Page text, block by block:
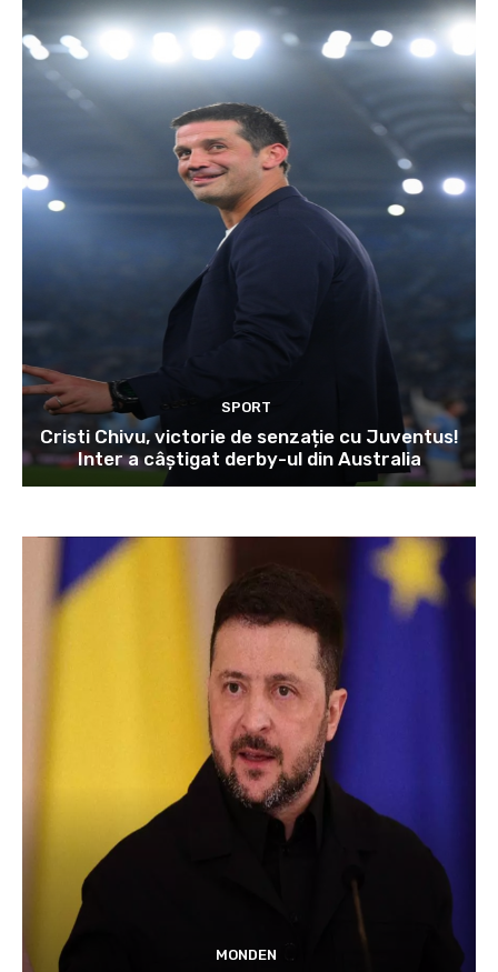
SPORT
Cristi Chivu, victorie de senzație cu Juventus!
Inter a câștigat derby-ul din Australia
MONDEN